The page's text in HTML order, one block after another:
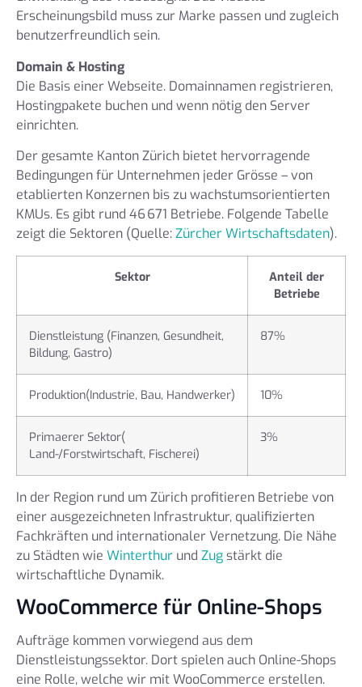
Erscheinungsbild muss zur Marke passen und zugleich
benutzerfreundlich sein.
Domain & Hosting
Die Basis einer Webseite. Domainnamen registrieren,
Hostingpakete buchen und wenn nötig den Server
einrichten.
Der gesamte Kanton Zürich bietet hervorragende
Bedingungen für Unternehmen jeder Grösse – von
etablierten Konzernen bis zu wachstumsorientierten
KMUs. Es gibt rund 46 671 Betriebe. Folgende Tabelle
zeigt die Sektoren (Quelle:Zürcher Wirtschaftsdaten).
Sektor
Anteil der
Betriebe
Dienstleistung (Finanzen, Gesundheit,
Bildung, Gastro)
87%
Produktion(Industrie, Bau, Handwerker) 10%
Primaerer Sektor(
Land-/Forstwirtschaft, Fischerei)
3%
In der Region rund um Zürich profitieren Betriebe von
einer ausgezeichneten Infrastruktur, qualifizierten
Fachkräften und internationaler Vernetzung. Die Nähe
zu Städten wie Winterthur und Zugstärkt die
wirtschaftliche Dynamik.
WooCommerce für Online-Shops
Aufträge kommen vorwiegend aus dem
Dienstleistungssektor. Dort spielen auch Online-Shops
eine Rolle, welche wir mit WooCommerce erstellen.